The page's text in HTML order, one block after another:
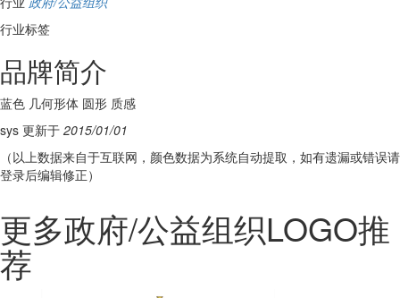
行业标签
品牌简介
蓝色 几何形体 圆形 质感
sys 更新于 2015/01/01
（以上数据来自于互联网，颜色数据为系统自动提取，如有遗漏或错误请
登录后编辑修正）
更多政府/公益组织LOGO推
荐